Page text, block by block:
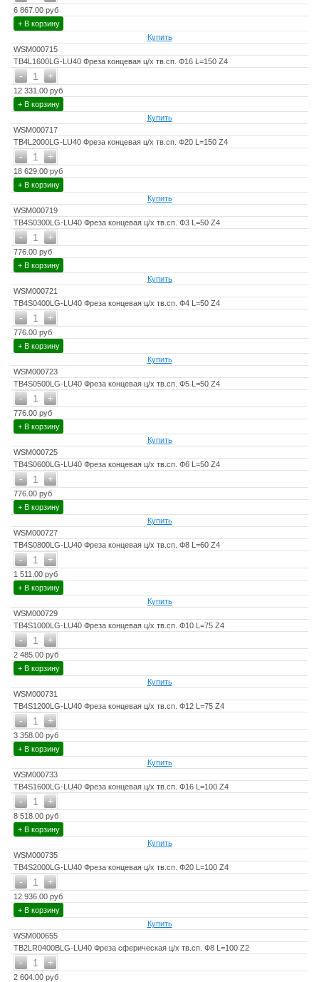
6 867.00 руб
+ В корзину
Купить
WSM000715
TB4L1600LG-LU40 Фреза концевая ц/х тв.сп. Ф16 L=150 Z4
+
- 1
12 331.00 руб
+ В корзину
Купить
WSM000717
TB4L2000LG-LU40 Фреза концевая ц/х тв.сп. Ф20 L=150 Z4
+
- 1
18 629.00 руб
+ В корзину
Купить
WSM000719
TB4S0300LG-LU40 Фреза концевая ц/х тв.сп. Ф3 L=50 Z4
+
- 1
776.00 руб
+ В корзину
Купить
WSM000721
TB4S0400LG-LU40 Фреза концевая ц/х тв.сп. Ф4 L=50 Z4
+
- 1
776.00 руб
+ В корзину
Купить
WSM000723
TB4S0500LG-LU40 Фреза концевая ц/х тв.сп. Ф5 L=50 Z4
+
- 1
776.00 руб
+ В корзину
Купить
WSM000725
TB4S0600LG-LU40 Фреза концевая ц/х тв.сп. Ф6 L=50 Z4
+
- 1
776.00 руб
+ В корзину
Купить
WSM000727
TB4S0800LG-LU40 Фреза концевая ц/х тв.сп. Ф8 L=60 Z4
+
- 1
1 511.00 руб
+ В корзину
Купить
WSM000729
TB4S1000LG-LU40 Фреза концевая ц/х тв.сп. Ф10 L=75 Z4
+
- 1
2 485.00 руб
+ В корзину
Купить
WSM000731
TB4S1200LG-LU40 Фреза концевая ц/х тв.сп. Ф12 L=75 Z4
+
- 1
3 358.00 руб
+ В корзину
Купить
WSM000733
TB4S1600LG-LU40 Фреза концевая ц/х тв.сп. Ф16 L=100 Z4
+
- 1
8 518.00 руб
+ В корзину
Купить
WSM000735
TB4S2000LG-LU40 Фреза концевая ц/х тв.сп. Ф20 L=100 Z4
+
- 1
12 936.00 руб
+ В корзину
Купить
WSM000655
TB2LR0400BLG-LU40 Фреза сферическая ц/х тв.сп. Ф8 L=100 Z2
+
- 1
2 604.00 руб